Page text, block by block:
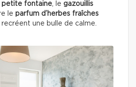
petite fontaine, le gazouillis
le parfum d’herbes fraîches
une bulle de calme.